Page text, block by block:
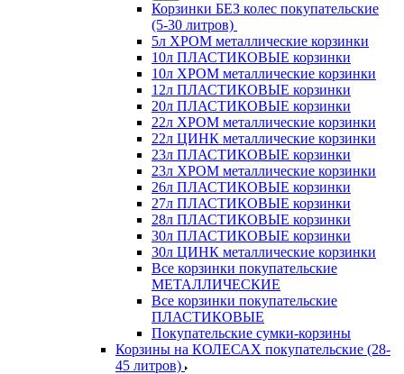
Корзинки БЕЗ колес покупательские
(5-30 литров)
5л ХРОМ металлические корзинки
10л ПЛАСТИКОВЫЕ корзинки
10л ХРОМ металлические корзинки
12л ПЛАСТИКОВЫЕ корзинки
20л ПЛАСТИКОВЫЕ корзинки
22л ХРОМ металлические корзинки
22л ЦИНК металлические корзинки
23л ПЛАСТИКОВЫЕ корзинки
23л ХРОМ металлические корзинки
26л ПЛАСТИКОВЫЕ корзинки
27л ПЛАСТИКОВЫЕ корзинки
28л ПЛАСТИКОВЫЕ корзинки
30л ПЛАСТИКОВЫЕ корзинки
30л ЦИНК металлические корзинки
Все корзинки покупательские
МЕТАЛЛИЧЕСКИЕ
Все корзинки покупательские
ПЛАСТИКОВЫЕ
Покупательские сумки-корзины
Корзины на КОЛЕСАХ покупательские (28-
45 литров)